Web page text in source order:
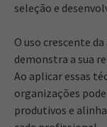
seleção e
O uso crescente
demonstra a sua
Ao aplicar essas
organizações
produtivos e